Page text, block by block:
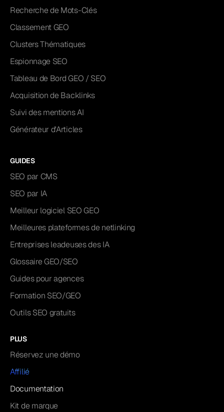
Recherche de Mots-Clés
Classement GEO
Clusters Thématiques
Espionnage SEO
Tableau de Bord GEO / SEO
Acquisition de Backlinks
Suivi des mentions AI
Générateur d'Articles
GUIDES
SEO par CMS
SEO par IA
Meilleur logiciel SEO GEO
Meilleures plateformes de netlinking
Entreprises leadeuses des IA
Glossaire GEO/SEO
Guides pour agences
Formation SEO/GEO
Outils SEO gratuits
PLUS
Réservez une démo
Affilié
Documentation
Kit de marque